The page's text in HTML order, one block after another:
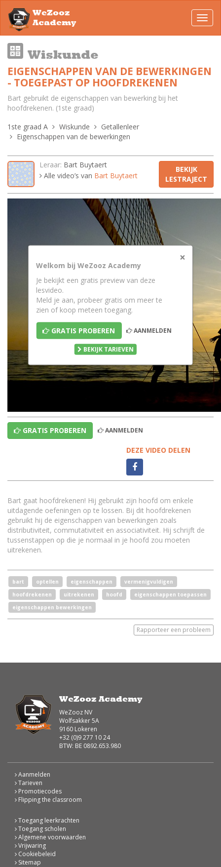
WeZooz
Academy
Wiskunde
EIGENSCHAPPEN VAN DE BEWERKINGEN
- TOEGEPAST OP HOOFDREKENEN
Bart gebruikt de eigenschappen van bewerking bij het
hoofdrekenen. (1ste graad)
1ste graad A
Wiskunde
Getallenleer
Eigenschappen van de bewerkingen
Leraar: Bart Buytaert
Alle video’s van Bart Buytaert
BEKIJK
LESTRAJECT
×
Welkom bij WeZooz Academy
Je bekijkt een gratis preview van deze
lesvideo.
Meld je aan, probeer gratis om meer te
zien of koop meteen toegang.
GRATIS PROBEREN AANMELDEN
BEKIJK TARIEVEN
GRATIS PROBEREN AANMELDEN
DEZE VIDEO DELEN
Bart gaat hoofdrekenen! Hij gebruikt zijn hoofd om enkele
uitdagende oefeningen op te lossen. Bij dit hoofdrekenen
gebruikt hij de eigenschappen van bewerkingen zoals
distributiviteit, commutativiteit en associativiteit. Hij schrijft de
tussenstappen op die je normaal in je hoofd zou moeten
uitrekenen.
bart optellen eigenschappen
vermenigvuldigen
hoofdrekenen
uitrekenen hoofd
eigenschappen toepassen
eigenschappen bewerkingen
Rapporteer een probleem
WeZooz Academy
WeZooz NV
Wolfsakker 5A
9160 Lokeren
+32 (0)9 277 10 24
BTW: BE 0892.653.980
Aanmelden
Tarieven
Promotiecodes
Flipping the classroom
Toegang leerkrachten
Toegang scholen
Algemene voorwaarden
Vrijwaring
Cookiebeleid
Sitemap